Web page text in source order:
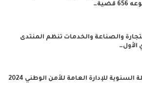
قضية…
والصناعة والخدمات تنظم المنتدى
الأول…
السنوية للإدارة العامة للأمن الوطني 2024